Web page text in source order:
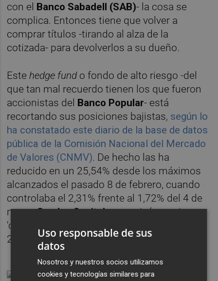
con el Banco Sabadell (SAB)- la cosa se
complica. Entonces tiene que volver a
comprar títulos -tirando al alza de la
cotizada- para devolverlos a su dueño.
Estehedge fundo fondo de alto riesgo -del
que tan mal recuerdo tienen los que fueron
accionistas del Banco Popular- está
recortando sus posiciones bajistas, según lo
ha constatado este diario de la base de datos
pública de la Comisión Nacional del Mercado
de Valores (CNMV). De hecho las ha
reducido en un 25,54% desde los máximos
alcanzados el pasado 8 de febrero, cuando
controlaba el 2,31% frente al 1,72% del 4 de
mayo.Samlyn Capitalcomunicó su primer
'corto' (0,52%) sobre el SAB en octubre de
2020.
Uso responsable de sus
datos
Nosotros y nuestros socios utilizamos
cookies y tecnologías similares para